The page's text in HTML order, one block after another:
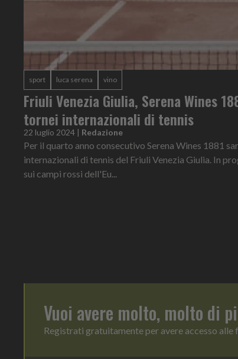
sport luca serena vino
Friuli Venezia Giulia, Serena Wines
tornei internazionali di tennis
22 luglio 2024 | Redazione
Per il quarto anno consecutivo Serena Wines 1881
internazionali di tennis del Friuli Venezia Giulia. In
sui campi rossi dell'Eu...
Vuoi avere molto, molto di
Registrati gratuitamente per avere accesso alle